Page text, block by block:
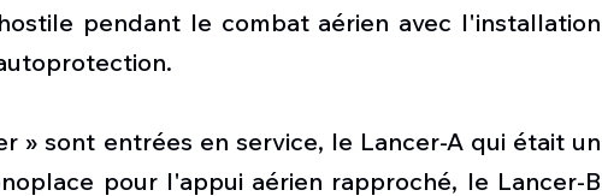
pendant le combat aérien avec l'installation
» sont entrées en service, le Lancer-A qui était un
pour l'appui aérien rapproché, le Lancer-B